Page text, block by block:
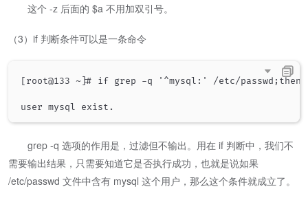
这个 -z 后面的 $a 不用加双引号。
（3）if 判断条件可以是一条命令
[root@133 ~]# if grep -q '^mysql:' /etc/
grep -q 选项的作用是，过滤但不输出。用在 if 判断中，我们不
需要输出结果，只需要知道它是否执行成功，也就是说如果
/etc/passwd 文件中含有 mysql 这个用户，那么这个条件就成立了。